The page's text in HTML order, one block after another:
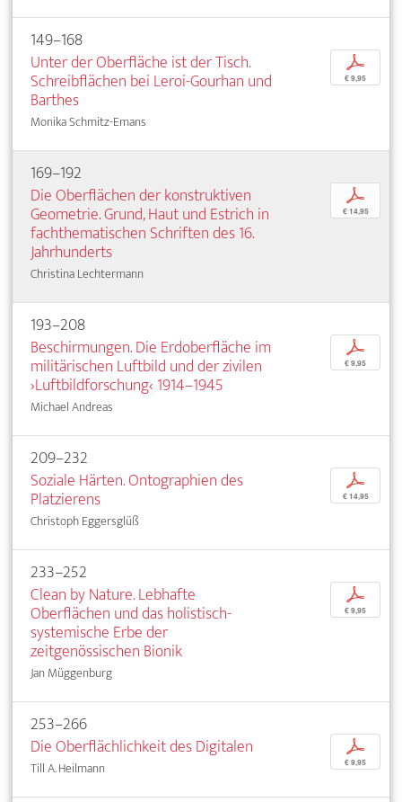
149–168
Unter der Oberfläche ist der Tisch.
Schreibflächen bei Leroi-Gourhan und
Barthes
Monika Schmitz-Emans
p
€ 9,95
169–192
Die Oberflächen der konstruktiven
Geometrie. Grund, Haut und Estrich in
fachthematischen Schriften des 16.
Jahrhunderts
Christina Lechtermann
p
€ 14,95
193–208
Beschirmungen. Die Erdoberfläche im
militärischen Luftbild und der zivilen
›Luftbildforschung‹ 1914–1945
Michael Andreas
p
€ 9,95
209–232
Soziale Härten. Ontographien des
Platzierens
Christoph Eggersglüß
p
€ 14,95
233–252
Clean by Nature. Lebhafte
Oberflächen und das holistisch-
systemische Erbe der
zeitgenössischen Bionik
Jan Müggenburg
p
€ 9,95
253–266
Die Oberflächlichkeit des Digitalen
Till A. Heilmann
p
€ 9,95